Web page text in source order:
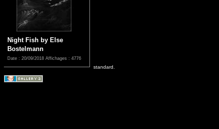
Night Fish by Else
Bostelmann
Date : 20/09/2018 Affichages : 4776
standard.